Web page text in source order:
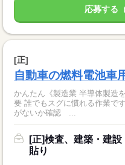
応募する
[正]
自動車の燃料電池車
かんたん《製造業 半導体製造
要 誰でもスグに慣れる作業で
がないか確認 ...
[正]検査、建築・建
貼り